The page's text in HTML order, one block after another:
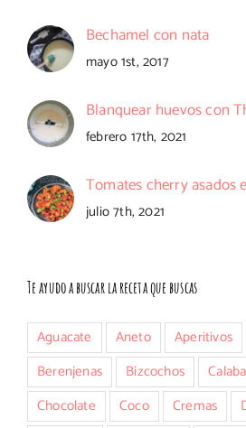
Bechamel con nata
mayo 1st, 2017
Blanquear huevos con
febrero 17th, 2021
Tomates cherry asados
julio 7th, 2021
Te ayudo a buscar la receta que buscas
Aguacate Aneto Aperitivos
Berenjenas
Bizcochos
Chocolate
Coco Cremas